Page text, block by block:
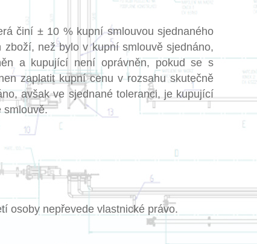
činí ± 10 % kupní smlouvou sjednaného
než bylo v kupní smlouvě sjednáno,
a kupující není oprávněn, pokud se s
zaplatit kupní cenu v rozsahu skutečně
avšak ve sjednané toleranci, je kupující
smlouvě.
osoby nepřevede vlastnické právo.